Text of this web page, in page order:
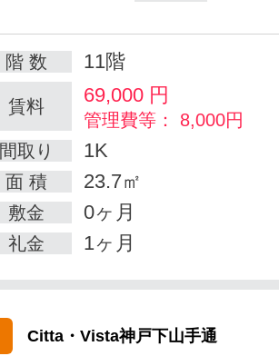
階 数 11階
賃料 69,000 円
管理費等： 8,000円
間取り
1K
面 積 23.7㎡
敷金 0ヶ月
礼金 1ヶ月
Citta・Vista神戸下山手通